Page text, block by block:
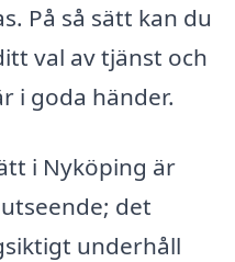
På så sätt kan du
val av tjänst och
i goda händer.
i Nyköping är
det
underhåll